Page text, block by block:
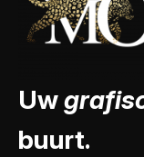
Uw
buurt.